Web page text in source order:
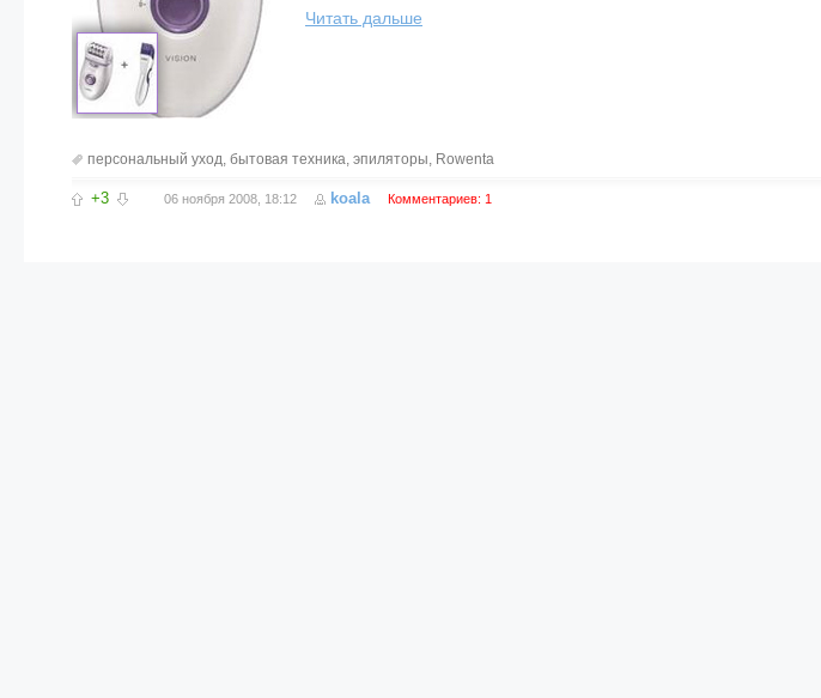
Читать дальше
персональный уход, бытовая техника, эпиляторы, Rowenta
+3 06 ноября 2008, 18:12 koala Комментариев: 1